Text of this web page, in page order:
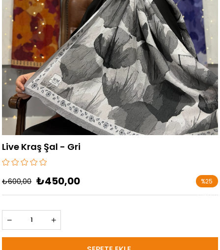
Live Kraş Şal - Gri
₺600,00 ₺450,00 %25
İndirim